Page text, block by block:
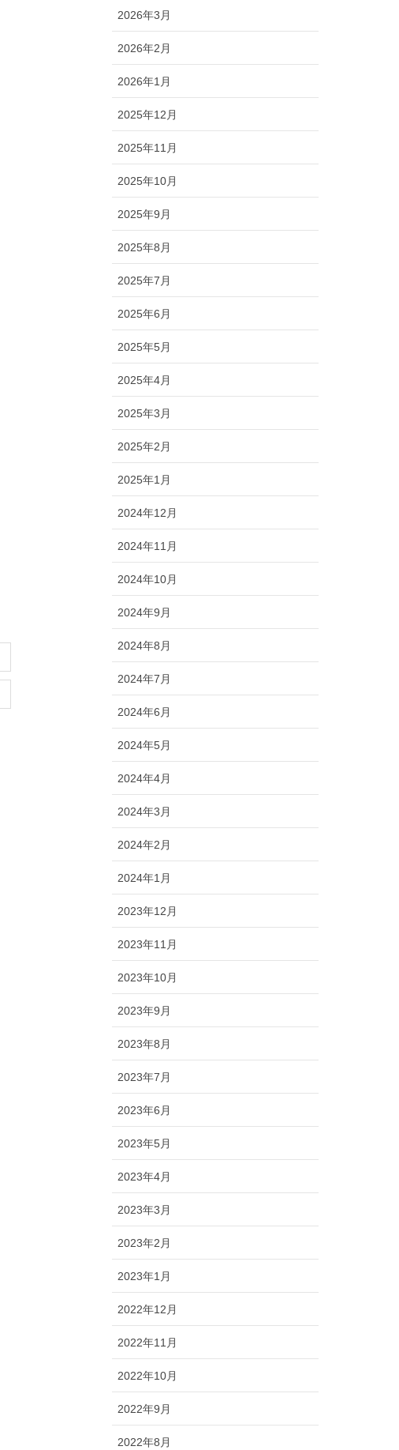
2026年3月
2026年2月
2026年1月
2025年12月
2025年11月
2025年10月
2025年9月
2025年8月
2025年7月
2025年6月
2025年5月
2025年4月
2025年3月
2025年2月
2025年1月
2024年12月
2024年11月
2024年10月
2024年9月
2024年8月
2024年7月
2024年6月
2024年5月
2024年4月
2024年3月
2024年2月
2024年1月
2023年12月
2023年11月
2023年10月
2023年9月
2023年8月
2023年7月
2023年6月
2023年5月
2023年4月
2023年3月
2023年2月
2023年1月
2022年12月
2022年11月
2022年10月
2022年9月
2022年8月